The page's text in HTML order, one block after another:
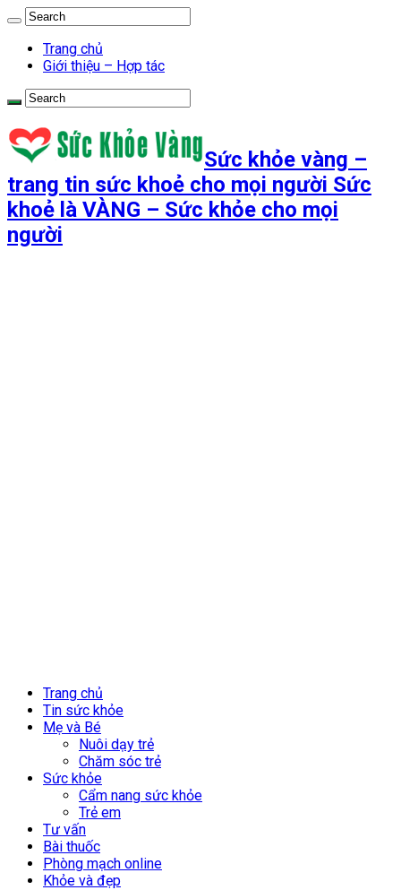
Trang chủ
Giới thiệu – Hợp tác
Sức khỏe vàng –
trang tin sức khoẻ cho mọi người Sức
khoẻ là VÀNG – Sức khỏe cho mọi
người
Trang chủ
Tin sức khỏe
Mẹ và Bé
Nuôi dạy trẻ
Chăm sóc trẻ
Sức khỏe
Cẩm nang sức khỏe
Trẻ em
Tư vấn
Bài thuốc
Phòng mạch online
Khỏe và đẹp